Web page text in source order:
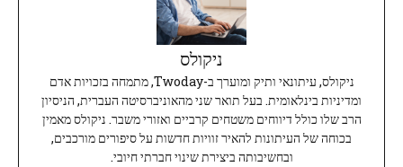
ניקולס
ניקולס, עיתונאי ותיק ומוערך ב-Twoday, מתמחה בזכויות אדם
ומדיניות בינלאומית. בעל תואר שני מהאוניברסיטה העברית, הניסיון
הרב שלו כולל דיווחים משטחים קרביים ואזורי משבר. ניקולס מאמין
בכוחה של העיתונות להאיר זוויות חדשות על סיפורים מורכבים,
ובחשיבותה ביצירת שינוי חברתי חיובי.